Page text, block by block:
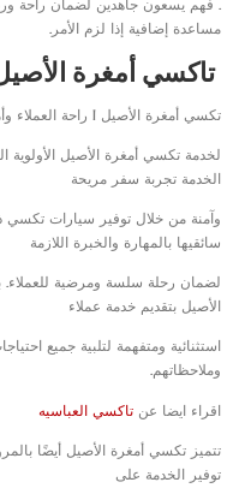
. فهم يسعون جاهدين لضمان راحة
مساعدة إضافية إذا لزم الأمر.
تاكسي أمغرة
تكسي أمغرة الأصيل | راحة العملاء
لخدمة تكسي أمغرة الأصيل الأولوية
الخدمة تجربة سفر مريحة
وآمنة من خلال توفير سيارات تكسي
سائقيها بالمهارة والخبرة اللازمة
لضمان رحلة سلسة ومرضية للعملاء.
الأصيل بتقديم خدمة عملاء
استثنائية ومتفهمة لتلبية جميع
وملاحظاتهم.
اقراء ايضا عن تاكسي العباسيه
تتميز تكسي أمغرة الأصيل أيضًا
توفير الخدمة على